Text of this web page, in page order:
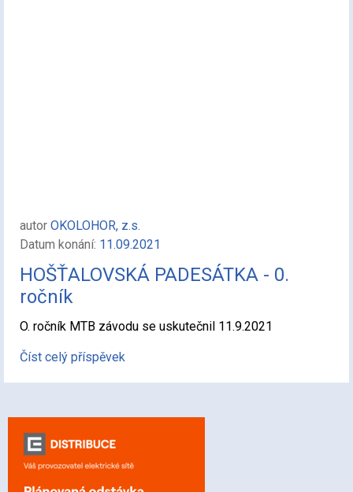
autor OKOLOHOR, z.s.
Datum konání: 11.09.2021
HOŠŤALOVSKÁ PADESÁTKA - 0.
ročník
O. ročník MTB závodu se uskutečnil 11.9.2021
Číst celý příspěvek